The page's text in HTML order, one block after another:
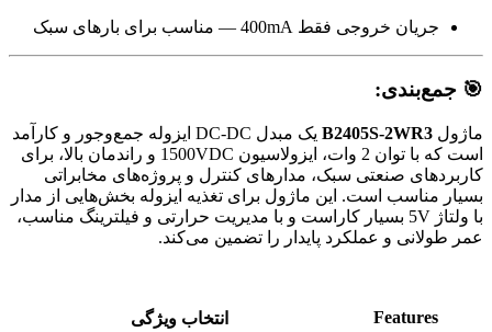
جریان خروجی فقط 400mA — مناسب برای بارهای سبک
🎯 جمع‌بندی:
ماژول B2405S-2WR3
یک مبدل DC-DC ایزوله جمع‌وجور و کارآمد
است که با توان 2 وات، ایزولاسیون 1500VDC و راندمان بالا، برای
کاربردهای صنعتی سبک، مدارهای کنترل و پروژه‌های مخابراتی
بسیار مناسب است. این ماژول برای تغذیه ایزوله بخش‌هایی از مدار
با ولتاژ 5V بسیار کاراست و با مدیریت حرارتی و فیلترینگ مناسب،
عمر طولانی و عملکرد پایدار را تضمین می‌کند.
Features
انتخاب ویژگی